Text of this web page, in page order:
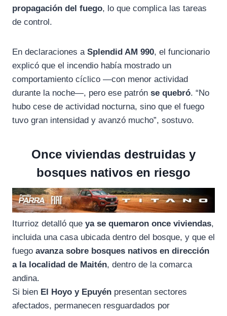
propagación del fuego, lo que complica las tareas
de control.
En declaraciones a Splendid AM 990, el funcionario
explicó que el incendio había mostrado un
comportamiento cíclico —con menor actividad
durante la noche—, pero ese patrón se quebró. “No
hubo cese de actividad nocturna, sino que el fuego
tuvo gran intensidad y avanzó mucho”, sostuvo.
Once viviendas destruidas y
bosques nativos en riesgo
Iturrioz detalló que ya se quemaron once viviendas,
incluida una casa ubicada dentro del bosque, y que el
fuego avanza sobre bosques nativos en dirección
a la localidad de Maitén, dentro de la comarca
andina.
Si bien El Hoyo y Epuyén presentan sectores
afectados, permanecen resguardados por